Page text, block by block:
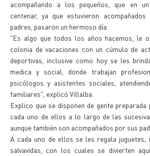
acompañando a los pequeños, que en
centenar, ya que estuvieron
padres, pasaron un hermoso día.
"Es algo que todos los años hacemos, le
colonia de vacaciones con un cúmulo de
deportivas, inclusive como hoy se les
medica y social, donde trabajan
psicólogos y asistentes sociales,
familiares", explicó Villalba.
Explico que se disponen de gente
cada uno de ellos a lo largo de las
aunque también son acompañados por sus
A cada uno de ellos se les regala juguetes,
salvavidas, con los cuales se divierten